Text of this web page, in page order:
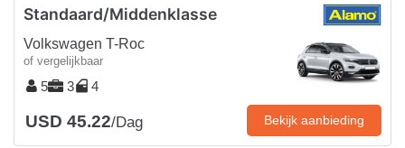
Standaard/Middenklasse
Volkswagen T-Roc
of vergelijkbaar
5 3 4
USD 45.22/Dag Bekijk aanbieding